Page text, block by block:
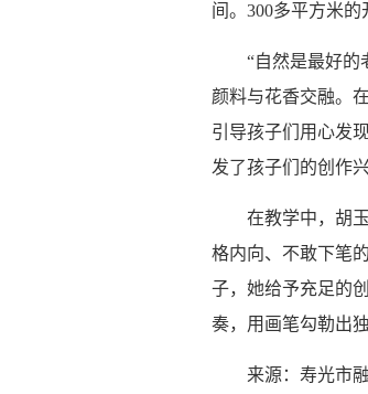
间。300多平方米
“自然是最好的
颜料与花香交融。
引导孩子们用心发
发了孩子们的创作
在教学中，胡
格内向、不敢下笔
子，她给予充足的
奏，用画笔勾勒出
来源：寿光市